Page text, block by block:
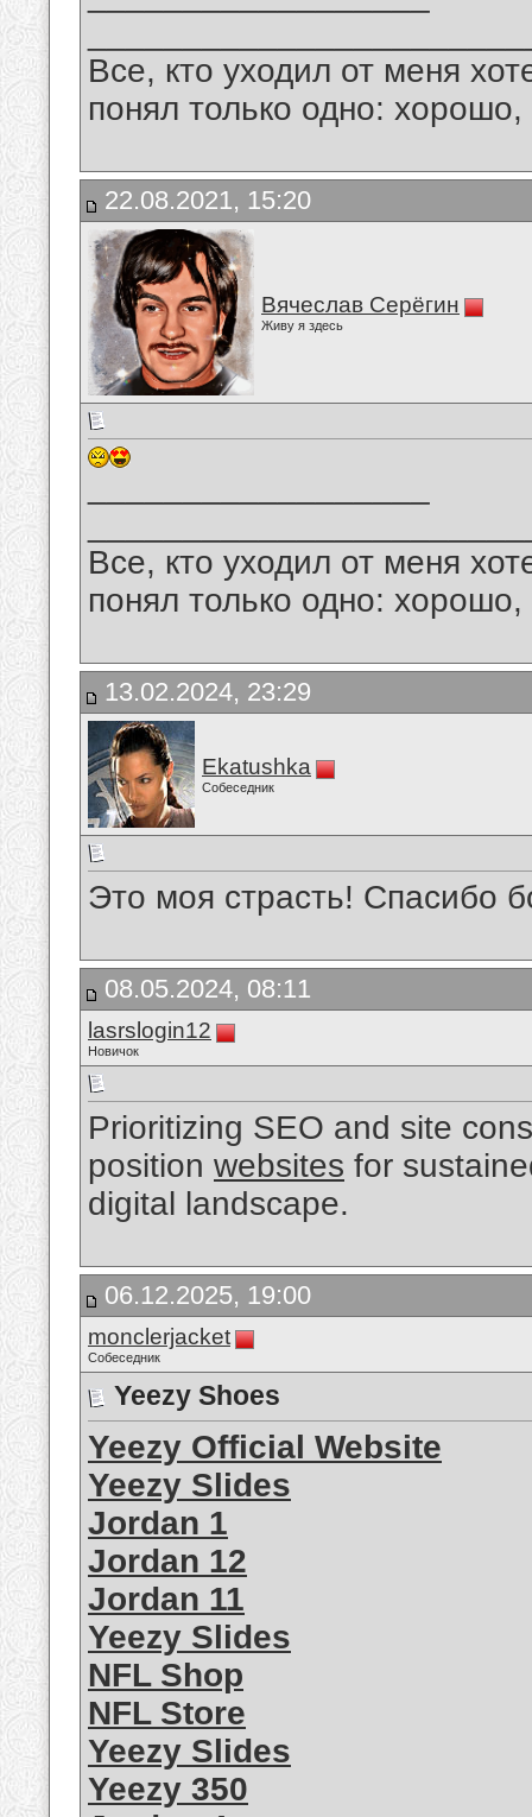
Все, кто уходил от меня
понял только одно:
22.08.2021, 15:20
Вячеслав Серёгин
Живу я здесь
Все, кто уходил от меня
понял только одно:
13.02.2024, 23:29
Ekatushka
Собеседник
Это моя страсть! Спасибо
08.05.2024, 08:11
lasrslogin12
Новичок
Prioritizing SEO and site
position websites for
digital landscape.
06.12.2025, 19:00
monclerjacket
Собеседник
Yeezy Shoes
Yeezy Official Website
Yeezy Slides
Jordan 1
Jordan 12
Jordan 11
Yeezy Slides
NFL Shop
NFL Store
Yeezy Slides
Yeezy 350